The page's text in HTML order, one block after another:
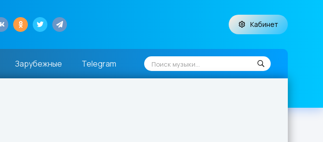
Кабинет
Зарубежные Telegram